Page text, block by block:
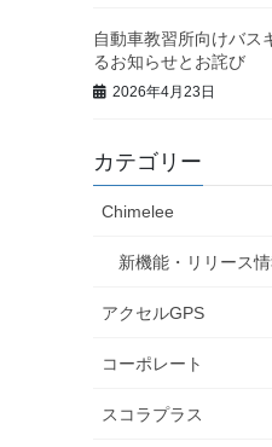
自動車教習所向けバス
るお知らせとお詫び
2026年4月23日
カテゴリー
Chimelee
新機能・リリース
アクセルGPS
コーポレート
スコラプラス